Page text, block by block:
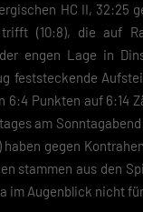
HC II, 32:25
(10:8), die auf
engen Lage in
feststeckende
Punkten auf 6:14
am
gegen
stammen aus den
im Augenblick nicht